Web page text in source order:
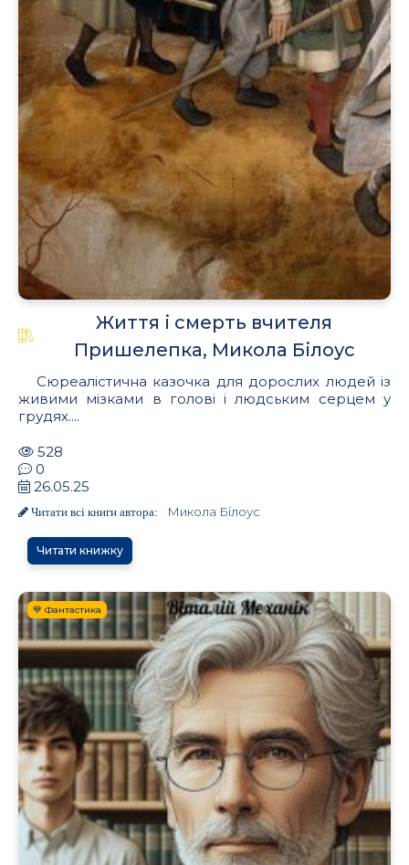
Життя і смерть вчителя
Пришелепка, Микола Білоус
Сюреалістична казочка для дорослих людей із
живими мізками в голові і людським серцем у
грудях....
528
0
26.05.25
Читати всі книги автора: Микола Білоус
Читати книжку
💙 Фантастика